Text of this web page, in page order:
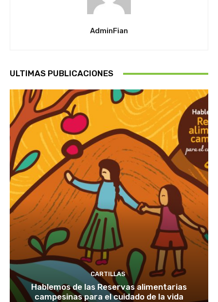
AdminFian
ULTIMAS PUBLICACIONES
CARTILLAS
Hablemos de las Reservas alimentarias
campesinas para el cuidado de la vida